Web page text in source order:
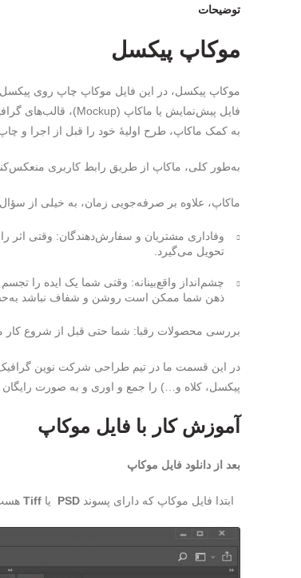
توضیحات
موکاپ پیکسل
موکاپ پیکسل، در این فایل موکاپ چاپ روی پیکسل
به کمک ماکاپ، طرح اولیهٔ خود را قبل از اجرا و
به‌طور کلی، ماکاپ از طریق رابط کاربری
ماکاپ، علاوه بر صرفه‌جویی زمان، به خیلی از
وفاداری مشتریان و سفارش‌دهندگان: وقتی اثر
تحویل می‌گیرد.
چشم‌انداز واقع‌بینانه: وقتی شما یک ایده را تجسم
ذهن شما ممکن است روشن و شفاف نباشد
بررسی محصولات رقبا: شما حتی قبل از شروع کار
در این قسمت ما در تیم طراحی شرکت نوین گرافیک
پیکسل، کلاه و…) را جمع و اوری و به صورت رایگان
آموزش کار با فایل موکاپ
بعد از دانلود فایل موکاپ
ابتدا فایل موکاپ که دارای پسوند PSD یا Tiff هست